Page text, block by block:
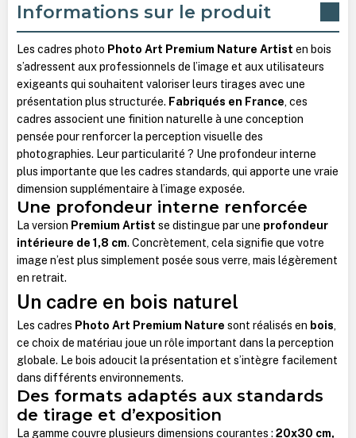
Informations sur le produit
Les cadres photo Photo Art Premium Nature Artist en bois
s’adressent aux professionnels de l’image et aux utilisateurs
exigeants qui souhaitent valoriser leurs tirages avec une
présentation plus structurée. Fabriqués en France, ces
cadres associent une finition naturelle à une conception
pensée pour renforcer la perception visuelle des
photographies. Leur particularité ? Une profondeur interne
plus importante que les cadres standards, qui apporte une vraie
dimension supplémentaire à l’image exposée.
Une profondeur interne renforcée
La version Premium Artist se distingue par une profondeur
intérieure de 1,8 cm. Concrètement, cela signifie que votre
image n’est plus simplement posée sous verre, mais légèrement
en retrait.
Un cadre en bois naturel
Les cadres Photo Art Premium Nature sont réalisés en bois,
ce choix de matériau joue un rôle important dans la perception
globale. Le bois adoucit la présentation et s’intègre facilement
dans différents environnements.
Des formats adaptés aux standards
de tirage et d’exposition
La gamme couvre plusieurs dimensions courantes : 20x30 cm,